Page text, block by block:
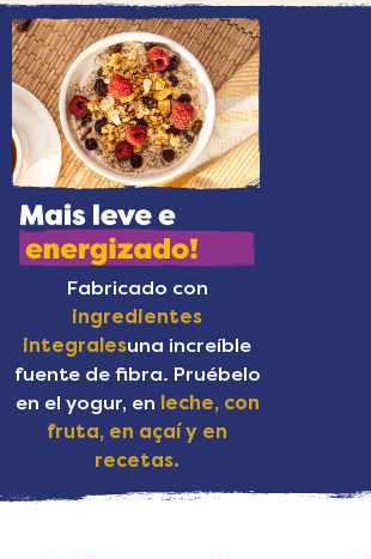
Fabricado con
ingredientes
integralesuna increíble
fuente de fibra. Pruébelo
en el yogur, en leche, con
fruta, en açaí y en
recetas.